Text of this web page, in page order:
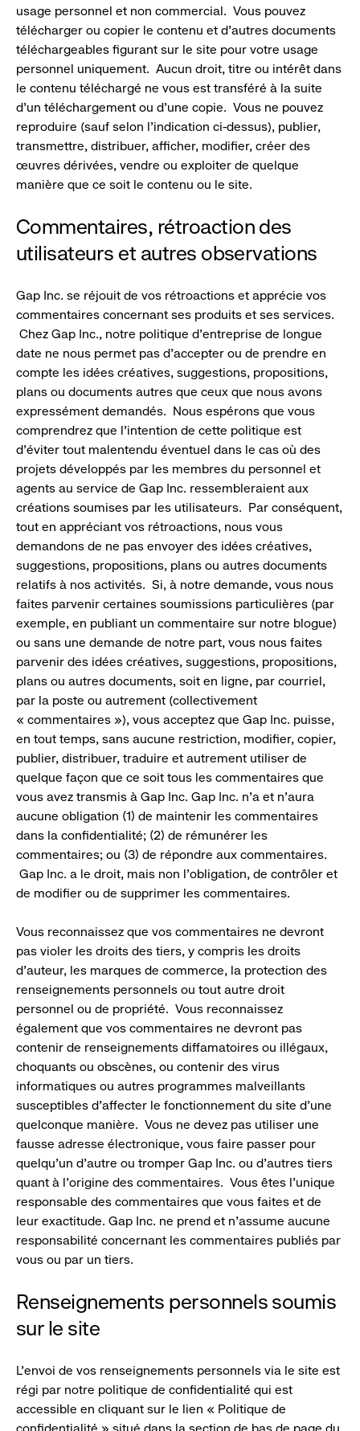
usage personnel et non commercial. Vous pouvez
télécharger ou copier le contenu et d’autres documents
téléchargeables figurant sur le site pour votre usage
personnel uniquement. Aucun droit, titre ou intérêt dans
le contenu téléchargé ne vous est transféré à la suite
d’un téléchargement ou d’une copie. Vous ne pouvez
reproduire (sauf selon l’indication ci-dessus), publier,
transmettre, distribuer, afficher, modifier, créer des
œuvres dérivées, vendre ou exploiter de quelque
manière que ce soit le contenu ou le site.
Commentaires, rétroaction des
utilisateurs et autres observations
Gap Inc. se réjouit de vos rétroactions et apprécie vos
commentaires concernant ses produits et ses services.
Chez Gap Inc., notre politique d’entreprise de longue
date ne nous permet pas d’accepter ou de prendre en
compte les idées créatives, suggestions, propositions,
plans ou documents autres que ceux que nous avons
expressément demandés. Nous espérons que vous
comprendrez que l’intention de cette politique est
d’éviter tout malentendu éventuel dans le cas où des
projets développés par les membres du personnel et
agents au service de Gap Inc. ressembleraient aux
créations soumises par les utilisateurs. Par conséquent,
tout en appréciant vos rétroactions, nous vous
demandons de ne pas envoyer des idées créatives,
suggestions, propositions, plans ou autres documents
relatifs à nos activités. Si, à notre demande, vous nous
faites parvenir certaines soumissions particulières (par
exemple, en publiant un commentaire sur notre blogue)
ou sans une demande de notre part, vous nous faites
parvenir des idées créatives, suggestions, propositions,
plans ou autres documents, soit en ligne, par courriel,
par la poste ou autrement (collectivement
« commentaires »), vous acceptez que Gap Inc. puisse,
en tout temps, sans aucune restriction, modifier, copier,
publier, distribuer, traduire et autrement utiliser de
quelque façon que ce soit tous les commentaires que
vous avez transmis à Gap Inc. Gap Inc. n’a et n’aura
aucune obligation (1) de maintenir les commentaires
dans la confidentialité; (2) de rémunérer les
commentaires; ou (3) de répondre aux commentaires.
Gap Inc. a le droit, mais non l’obligation, de contrôler et
de modifier ou de supprimer les commentaires.
Vous reconnaissez que vos commentaires ne devront
pas violer les droits des tiers, y compris les droits
d’auteur, les marques de commerce, la protection des
renseignements personnels ou tout autre droit
personnel ou de propriété. Vous reconnaissez
également que vos commentaires ne devront pas
contenir de renseignements diffamatoires ou illégaux,
choquants ou obscènes, ou contenir des virus
informatiques ou autres programmes malveillants
susceptibles d’affecter le fonctionnement du site d’une
quelconque manière. Vous ne devez pas utiliser une
fausse adresse électronique, vous faire passer pour
quelqu’un d’autre ou tromper Gap Inc. ou d’autres tiers
quant à l’origine des commentaires. Vous êtes l’unique
responsable des commentaires que vous faites et de
leur exactitude. Gap Inc. ne prend et n’assume aucune
responsabilité concernant les commentaires publiés par
vous ou par un tiers.
Renseignements personnels soumis
sur le site
L’envoi de vos renseignements personnels via le site est
régi par notre politique de confidentialité qui est
accessible en cliquant sur le lien « Politique de